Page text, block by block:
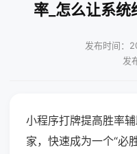
率_怎么让系
发布时间：
发
小程序打牌提高胜率
家，快速成为一个“必